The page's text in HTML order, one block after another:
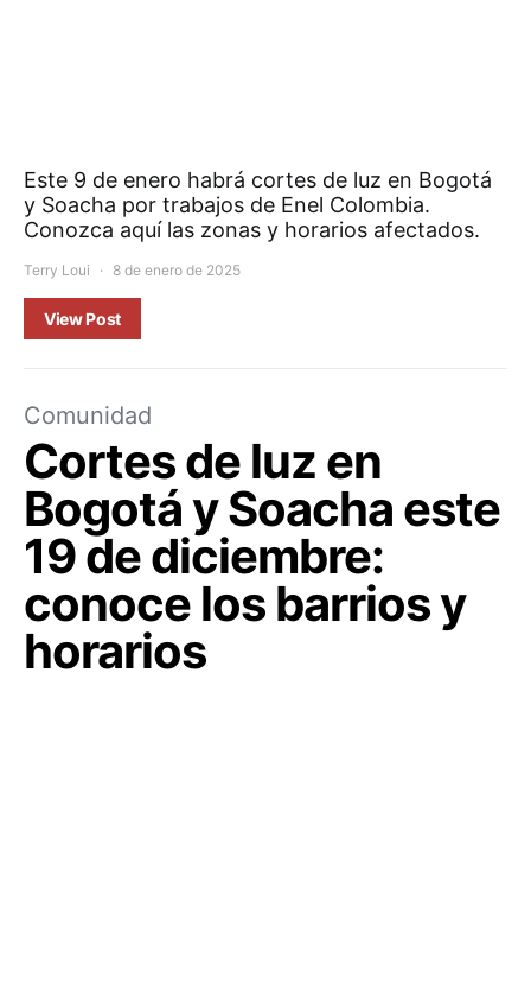
Este 9 de enero habrá cortes de luz en Bogotá
y Soacha por trabajos de Enel Colombia.
Conozca aquí las zonas y horarios afectados.
Terry Loui 8 de enero de 2025
View Post
Comunidad
Cortes de luz en
Bogotá y Soacha este
19 de diciembre:
conoce los barrios y
horarios